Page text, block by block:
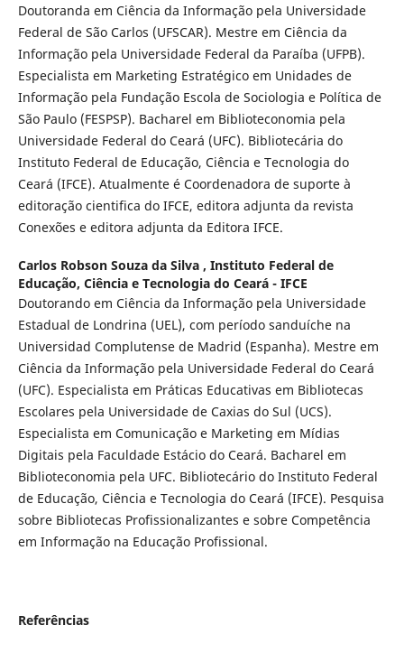
Doutoranda em Ciência da Informação pela Universidade
Federal de São Carlos (UFSCAR). Mestre em Ciência da
Informação pela Universidade Federal da Paraíba (UFPB).
Especialista em Marketing Estratégico em Unidades de
Informação pela Fundação Escola de Sociologia e Política de
São Paulo (FESPSP). Bacharel em Biblioteconomia pela
Universidade Federal do Ceará (UFC). Bibliotecária do
Instituto Federal de Educação, Ciência e Tecnologia do
Ceará (IFCE). Atualmente é Coordenadora de suporte à
editoração cientifica do IFCE, editora adjunta da revista
Conexões e editora adjunta da Editora IFCE.
Carlos Robson Souza da Silva , Instituto Federal de
Educação, Ciência e Tecnologia do Ceará - IFCE
Doutorando em Ciência da Informação pela Universidade
Estadual de Londrina (UEL), com período sanduíche na
Universidad Complutense de Madrid (Espanha). Mestre em
Ciência da Informação pela Universidade Federal do Ceará
(UFC). Especialista em Práticas Educativas em Bibliotecas
Escolares pela Universidade de Caxias do Sul (UCS).
Especialista em Comunicação e Marketing em Mídias
Digitais pela Faculdade Estácio do Ceará. Bacharel em
Biblioteconomia pela UFC. Bibliotecário do Instituto Federal
de Educação, Ciência e Tecnologia do Ceará (IFCE). Pesquisa
sobre Bibliotecas Profissionalizantes e sobre Competência
em Informação na Educação Profissional.
Referências